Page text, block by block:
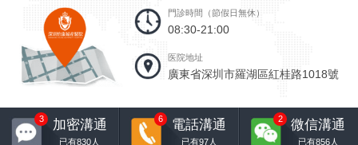
門診時間（節假日無休）
08:30-21:00
医院地址
廣東省深圳市羅湖區紅桂路1018號
加密溝通
已有830 人
3 電話溝通
已有97人
6 微信溝通
已有856人
2